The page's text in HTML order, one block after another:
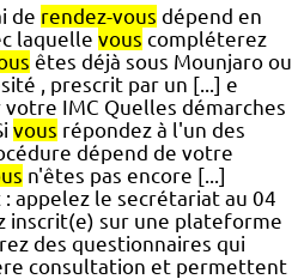
de rendez-vous dépend en
laquelle vous compléterez
êtes déjà sous Mounjaro ou
, prescrit par un [...] e
votre IMC Quelles démarches
vous répondez à l'un des
dépend de votre
n'êtes pas encore [...]
appelez le secrétariat au 04
inscrit(e) sur une plateforme
des questionnaires qui
consultation et permettent